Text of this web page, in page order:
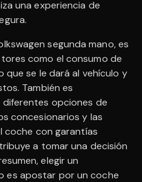
una experiencia de
segunda mano, es
como el consumo de
se le dará al vehículo y
También es
opciones de
concesionarios y las
coche con garantías
a tomar una decisión
elegir un
es apostar por un coche